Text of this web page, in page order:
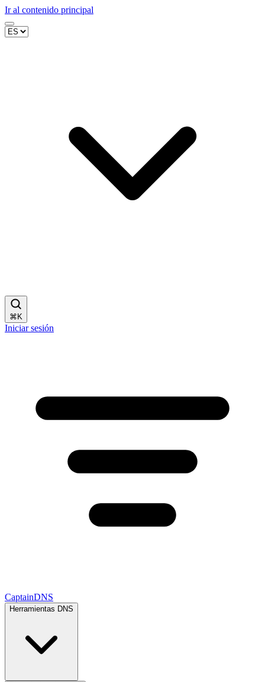
Ir al contenido principal
⌘ K
Iniciar sesión
CaptainDNS
Herramientas DNS